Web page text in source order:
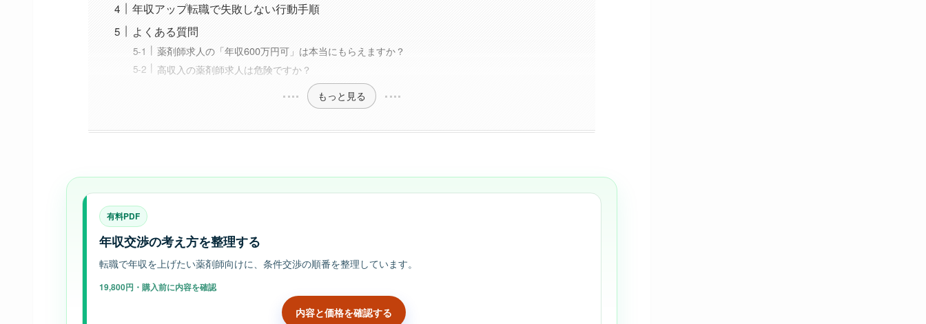
年収アップ転職で失敗しない行動手順
よくある質問
薬剤師求人の「年収600万円可」は本当にもらえますか？
高収入の薬剤師求人は危険ですか？
もっと見る
有料PDF
年収交渉の考え方を整理する
転職で年収を上げたい薬剤師向けに、条件交渉の順番を整理しています。
19,800円・購入前に内容を確認
内容と価格を確認する